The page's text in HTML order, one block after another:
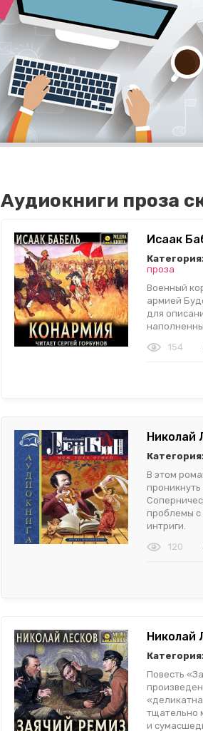
Аудиокниги проза
Исаак
проза
Военный
армией
для
154
Николай
В этом
проникнуть
проблемы с
интриги.
120
Николай
Повесть
тщательно
и